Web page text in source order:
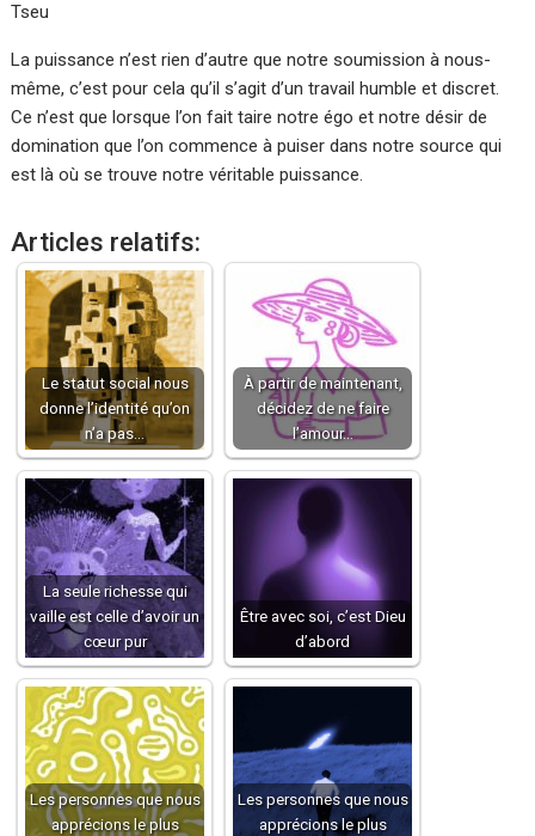
Tseu
La puissance n’est rien d’autre que notre soumission à nous-
même, c’est pour cela qu’il s’agit d’un travail humble et discret.
Ce n’est que lorsque l’on fait taire notre égo et notre désir de
domination que l’on commence à puiser dans notre source qui
est là où se trouve notre véritable puissance.
Articles relatifs:
Le statut social nous
donne l’identité qu’on
n’a pas…
À partir de maintenant,
décidez de ne faire
l’amour…
La seule richesse qui
vaille est celle d’avoir un
cœur pur
Être avec soi, c’est Dieu
d’abord
Les personnes que nous
apprécions le plus
Les personnes que nous
apprécions le plus